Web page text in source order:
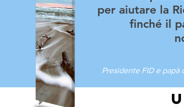
per aiutare la
finché il
Presidente FID e papà